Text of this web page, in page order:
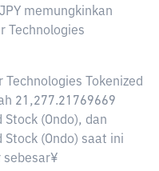
memungkinkan
Technologies
Tokenized
21,277.21769669
Stock (Ondo), dan
Stock (Ondo) saat ini